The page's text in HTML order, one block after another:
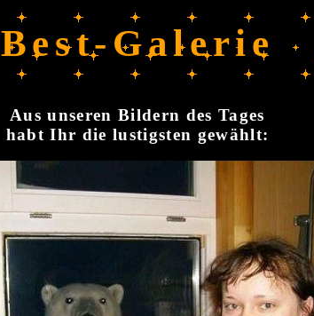
Best-Galerie
Aus unseren Bildern des Tages
habt Ihr die lustigsten gewählt: